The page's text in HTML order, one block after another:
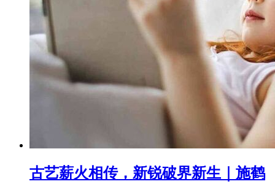
古艺薪火相传，新锐破界新生｜施鹤